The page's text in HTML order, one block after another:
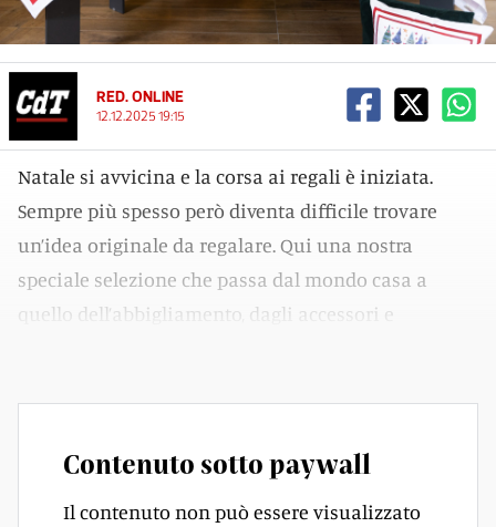
RED. ONLINE
12.12.2025 19:15
Natale si avvicina e la corsa ai regali è iniziata.
Sempre più spesso però diventa difficile trovare
un’idea originale da regalare. Qui una nostra
speciale selezione che passa dal mondo casa a
quello dell’abbigliamento, dagli accessori e
Contenuto sotto paywall
Il contenuto non può essere visualizzato